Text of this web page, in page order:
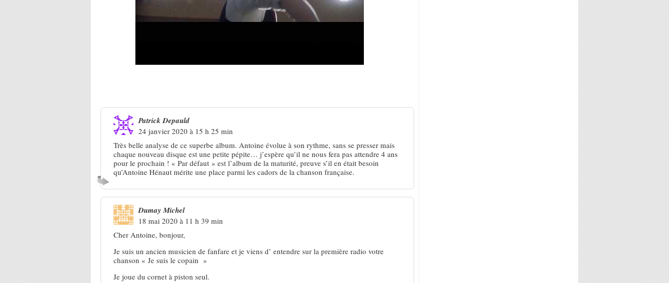
Patrick Depauld
24 janvier 2020 à 15 h 25 min
Très belle analyse de ce superbe album. Antoine évolue à son rythme, sans se presser mais
chaque nouveau disque est une petite pépite… j’espère qu’il ne nous fera pas attendre 4 ans
pour le prochain ! « Par défaut » est l’album de la maturité, preuve s’il en était besoin
qu’Antoine Hénaut mérite une place parmi les cadors de la chanson française.
Dumay Michel
18 mai 2020 à 11 h 39 min
Cher Antoine, bonjour,
Je suis un ancien musicien de fanfare et je viens d’ entendre sur la première radio votre
chanson « Je suis le copain »
Je joue du cornet à piston seul.